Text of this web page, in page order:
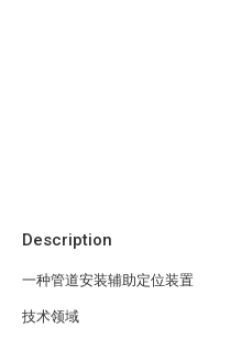
Description
一种管道安装辅助定位装置
技术领域